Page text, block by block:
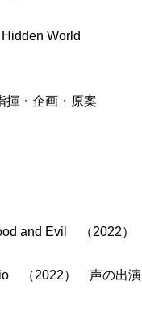
Hidden World
・企画・原案
and Evil （2022）
（2022） 声の出演